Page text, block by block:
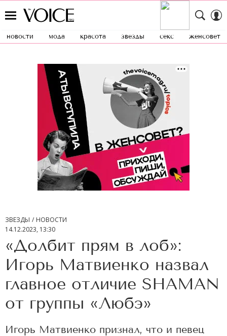
новости мода красота звезды секс женсовет
ЗВЕЗДЫ
НОВОСТИ
14.12.2023, 13:30
«Долбит прям в лоб»:
Игорь Матвиенко назвал
главное отличие SHAMAN
от группы «Любэ»
Игорь Матвиенко признал, что и певец